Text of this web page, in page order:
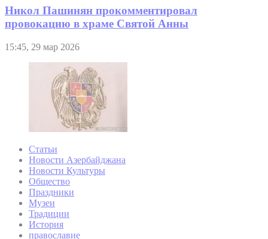
Никол Пашинян прокомментировал
провокацию в храме Святой Анны
15:45, 29 мар 2026
Статьи
Новости Азербайджана
Новости Культуры
Общество
Праздники
Музеи
Традиции
История
православие